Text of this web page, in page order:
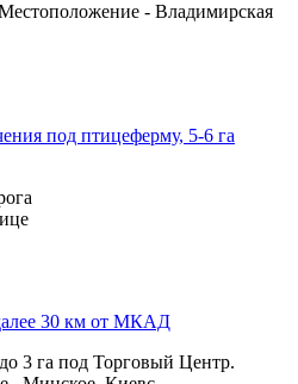
- Владимирская
под птицеферму, 5-6 га
30 км от МКАД
3 га под Торговый Центр.